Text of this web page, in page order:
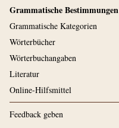
Grammatische Bestimmungen
Grammatische Kategorien
Wörterbücher
Wörterbuchangaben
Literatur
Online-Hilfsmittel
Feedback geben